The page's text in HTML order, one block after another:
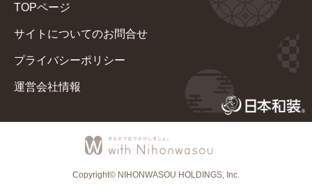
TOPページ
サイトについてのお問合せ
プライバシーポリシー
運営会社情報
Copyright© NIHONWASOU HOLDINGS, Inc.